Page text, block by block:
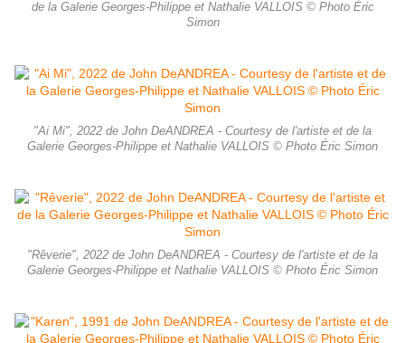
de la Galerie Georges-Philippe et Nathalie VALLOIS © Photo Éric
Simon
"Ai Mi", 2022 de John DeANDREA - Courtesy de l'artiste et de la
Galerie Georges-Philippe et Nathalie VALLOIS © Photo Éric Simon
"Rêverie", 2022 de John DeANDREA - Courtesy de l'artiste et de la
Galerie Georges-Philippe et Nathalie VALLOIS © Photo Éric Simon